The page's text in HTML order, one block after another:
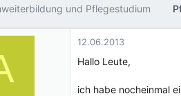
t
e
t
a
und Pflegestudium
12.06.2013
Hallo Leute,
ich habe nocheinmal